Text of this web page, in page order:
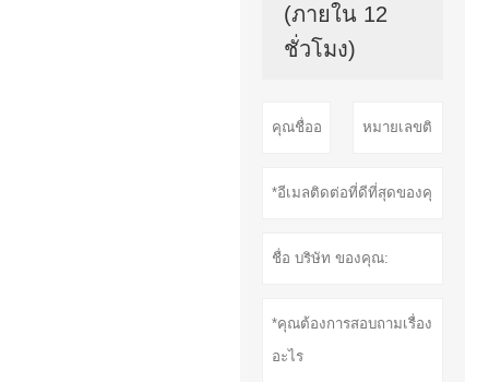
(ภายใน 12
ชั่วโมง)